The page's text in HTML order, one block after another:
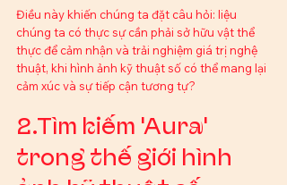
Điều này khiến chúng ta đặt câu hỏi: liệu
chúng ta có thực sự cần phải sở hữu vật thể
thực để cảm nhận và trải nghiệm giá trị nghệ
thuật, khi hình ảnh kỹ thuật số có thể mang lại
cảm xúc và sự tiếp cận tương tự?
2.Tìm kiếm 'Aura'
trong thế giới hình